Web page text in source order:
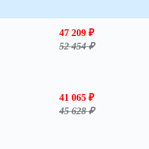
47 209 ₽
52 454 ₽
41 065 ₽
45 628 ₽